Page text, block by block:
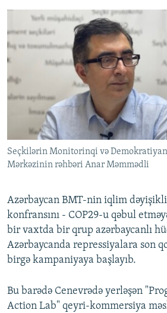
MULTIMEDIA
VIDEO
FOTOQALEREYA
KARIKATURA
RADIO ARXIV
OXU ZALI
AZƏRBAYCAN ƏDƏBIYYATI KITABXANASI
İSLAM VƏ DEMOKRATIYA
İZ - MƏDƏNIYYƏT PROQRAMI
HAQQIMIZDA
PEŞƏ ETIKASI VƏ JURNALISTIKA
MATERIALLARIMIZDAN ISTIFADƏ
AZADLIQRADIOSU MOBIL TELEFONUNUZDA
BIZIMLƏ ƏLAQƏ
RFE/RL-in bütün saytları
Seçkilərin Monitorinqi və
Mərkəzinin rəhbəri Anar Məmmədli
Azərbaycan BMT-nin iqlim
konfransını - COP29-u qəbul
bir vaxtda bir qrup azərbaycanlı
Azərbaycanda repressiyalara son
birgə kampaniyaya başlayıb.
Bu barədə Cenevrədə yerləşən
Action Lab" qeyri-kommersiya